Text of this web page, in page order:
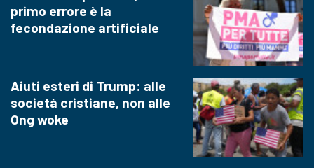
primo errore è la
fecondazione artificiale
Aiuti esteri di Trump: alle
società cristiane, non alle
Ong woke